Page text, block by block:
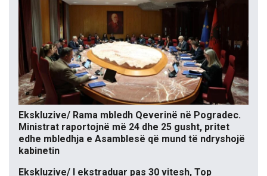
Ekskluzive/ Rama mbledh Qeverinë në Pogradec.
Ministrat raportojnë më 24 dhe 25 gusht, pritet
edhe mbledhja e Asamblesë që mund të ndryshojë
kabinetin
Ekskluzive/ I ekstraduar pas 30 vitesh, Top